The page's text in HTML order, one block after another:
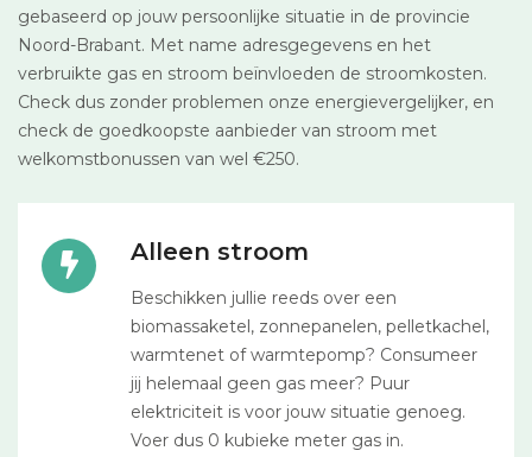
gebaseerd op jouw persoonlijke situatie in de provincie
Noord-Brabant. Met name adresgegevens en het
verbruikte gas en stroom beïnvloeden de stroomkosten.
Check dus zonder problemen onze energievergelijker, en
check de goedkoopste aanbieder van stroom met
welkomstbonussen van wel €250.
Alleen stroom
Beschikken jullie reeds over een
biomassaketel, zonnepanelen, pelletkachel,
warmtenet of warmtepomp? Consumeer
jij helemaal geen gas meer? Puur
elektriciteit is voor jouw situatie genoeg.
Voer dus 0 kubieke meter gas in.